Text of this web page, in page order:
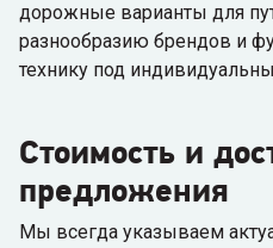
дорожные варианты для
разнообразию брендов и
технику под
Стоимость и
предложения
Мы всегда указываем